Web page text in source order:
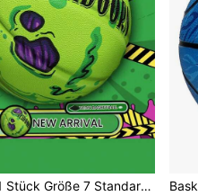
veidoorn 1 Stück Größe 7 Standard Gummi Basketball mit bedrucktem, einzigartigem Muster, geeignet für Indoor- und Outdoor-Training, strapazierfähiges Material, modisch und einzigartig, spaßig und interessant.